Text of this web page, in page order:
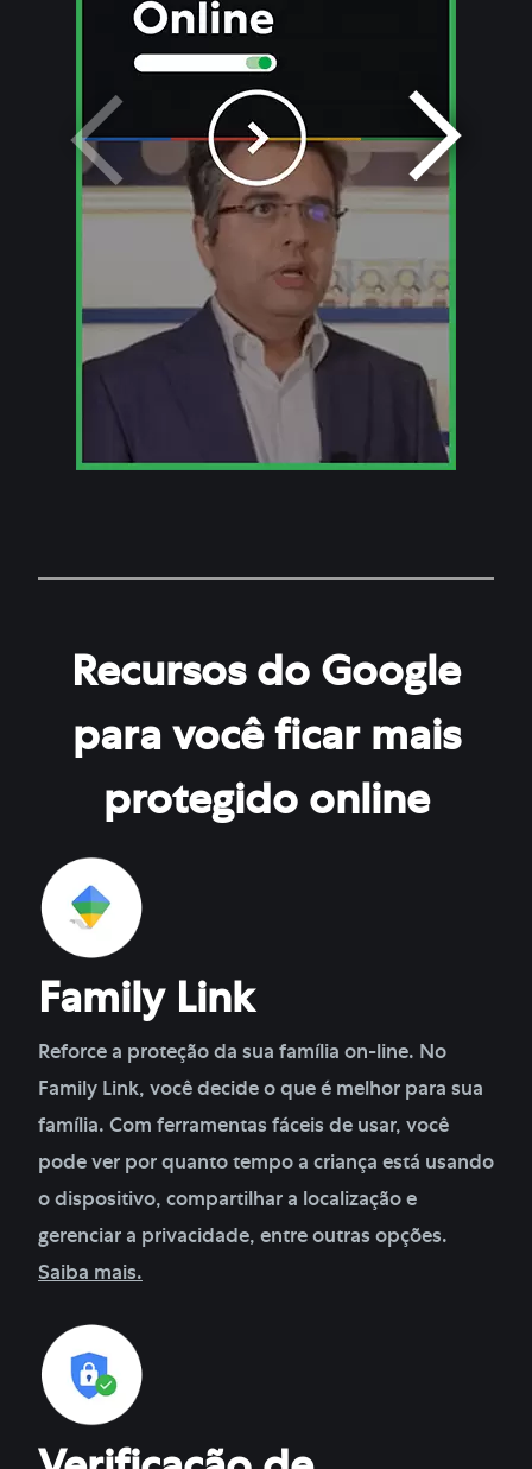
Recursos do Google
para você ficar mais
protegido online
Family Link
Reforce a proteção da sua família on-line. No
Family Link, você decide o que é melhor para sua
família. Com ferramentas fáceis de usar, você
pode ver por quanto tempo a criança está usando
o dispositivo, compartilhar a localização e
gerenciar a privacidade, entre outras opções.
Saiba mais.